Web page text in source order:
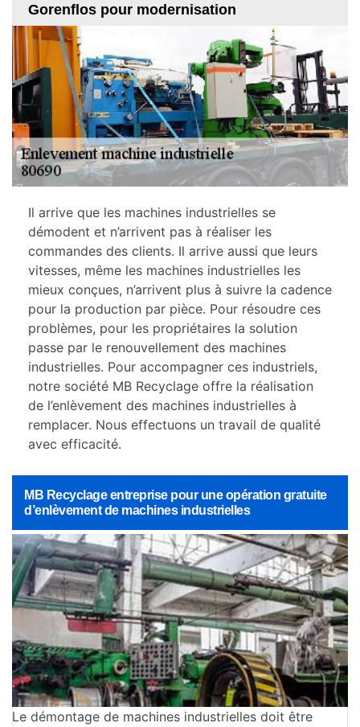
MB Recyclage entreprise pour une opération gratuite
d’enlèvement de machines industrielles
Le démontage de machines industrielles doit être
Gorenflos pour modernisation
Il arrive que les machines industrielles se
démodent et n’arrivent pas à réaliser les
commandes des clients. Il arrive aussi que leurs
vitesses, même les machines industrielles les
mieux conçues, n’arrivent plus à suivre la cadence
pour la production par pièce. Pour résoudre ces
problèmes, pour les propriétaires la solution
passe par le renouvellement des machines
industrielles. Pour accompagner ces industriels,
notre société MB Recyclage offre la réalisation
de l’enlèvement des machines industrielles à
remplacer. Nous effectuons un travail de qualité
avec efficacité.